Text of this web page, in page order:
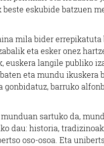
eskubide batzuen
mila bider errepikatuta
eta esker onez
euskera langile publiko
eta mundu ikuskera
gonbidatuz, barruko
sartuko da,
dau: historia,
oso-osoa. Eta